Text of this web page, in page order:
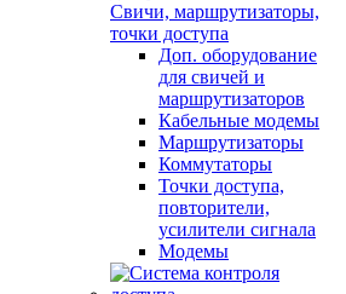
Свичи, маршрутизаторы,
точки доступа
Доп. оборудование
для свичей и
маршрутизаторов
Кабельные модемы
Маршрутизаторы
Коммутаторы
Точки доступа,
повторители,
усилители сигнала
Модемы